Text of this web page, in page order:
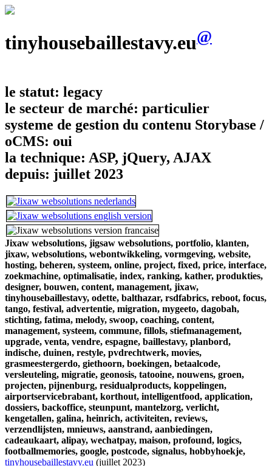
tinyhousebaillestavy.eu@
le statut: legacy
le secteur de marché: particulier
systeme de gestion du contenu Storybase /
oCMS: oui
la technique: ASP, jQuery, AJAX
depuis: juillet 2023
Jixaw websolutions, jigsaw websolutions, portfolio, klanten,
jixaw, websolutions, webontwikkeling, vormgeving, website,
hosting, beheren, systeem, online, project, fixed, price, interface,
zoekmachine, optimalisatie, index, ranking, kather, produkties,
designer, bouwen, content, management, jixaw,
tinyhousebaillestavy, odette, balthazar, rsdfabrics, reboot, focus,
tango, festival, advertentie, migration, mygeeto, dagobah,
stichting, fatima, melody, swoop, coaching, content,
management, systeem, commune, fillols, stiefmanagement,
upgrade, venta, vendre, espagne, baillestavy, planbord,
indische, duinen, restyle, pvdrechtwerk, movies,
grasmeestergerdo, giethoorn, boekingen, betaalcode,
versleuteling, migratie, geonosis, tatooine, nouwens, groen,
projecten, pijnenburg, residualproducts, koppelingen,
airportservicebrabant, korthout, intelligentfood, application,
dossiers, backoffice, steunpunt, mantelzorg, verlicht,
kengetallen, galina, heinrich, activiteiten, reviews,
verzendlijsten, mnieuws, aanstrand, aanbiedingen,
cadeaukaart, alipay, wechatpay, maison, profound, logics,
footballmemories, google, postcode, signalus, hobbyhoekje,
tinyhousebaillestavy.eu (juillet 2023)